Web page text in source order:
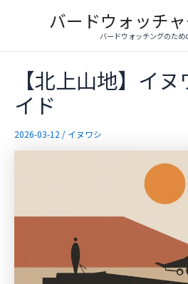
バードウォッチ
バードウォッチングのため
【北上山地】イ
イド
2026-03-12 / イヌワシ